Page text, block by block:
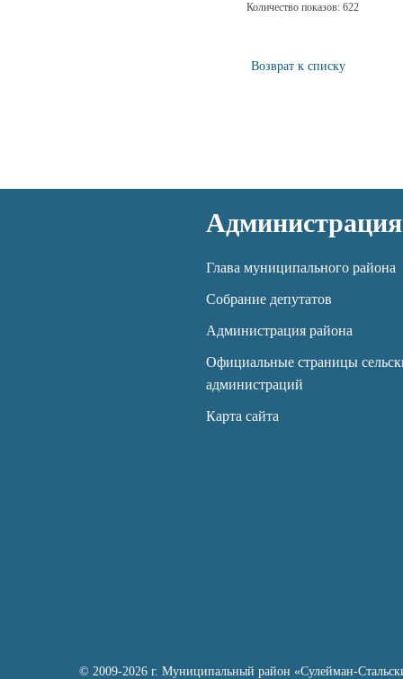
Количество показов: 622
Возврат к списку
Администрация
Глава муниципального района
Собрание депутатов
Администрация района
Официальные страницы
администраций
Карта сайта
© 2009-2026 г. Муниципальный район «Сулейман-